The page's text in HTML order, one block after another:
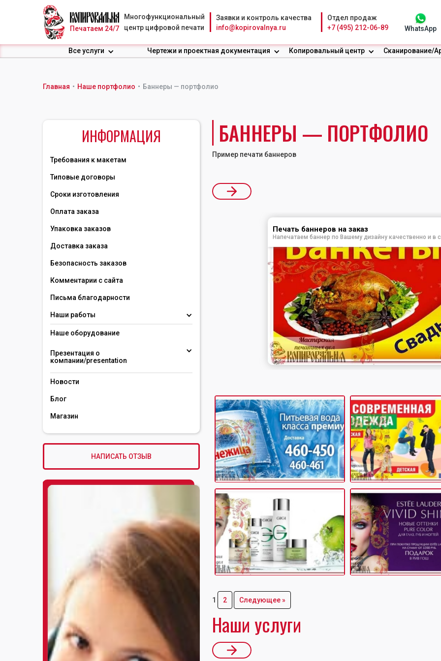
Печатаем 24/7
Многофункциональный
центр цифровой печати
Заявки и контроль качества
info@kopirovalnya.ru
Отдел продаж
+7 (495) 212-06-89
WhatsApp
Все услуги Чертежи и проектная документация Копировальный центр Сканирование/
Главная • Наше портфолио • Баннеры — портфолио
ИНФОРМАЦИЯ
Требования к макетам
Типовые договоры
Сроки изготовления
Оплата заказа
Упаковка заказов
Доставка заказа
Безопасность заказов
Комментарии с сайта
Письма благодарности
Наши работы
Наше оборудование
Презентация о
компании/presentation
Новости
Блог
Магазин
НАПИСАТЬ ОТЗЫВ
БАННЕРЫ — ПОРТФОЛИО
Пример печати баннеров
Печать баннеров на заказ
Напечатаем баннер по Вашему дизайну качественно и в
1 2 Следующее »
Наши услуги